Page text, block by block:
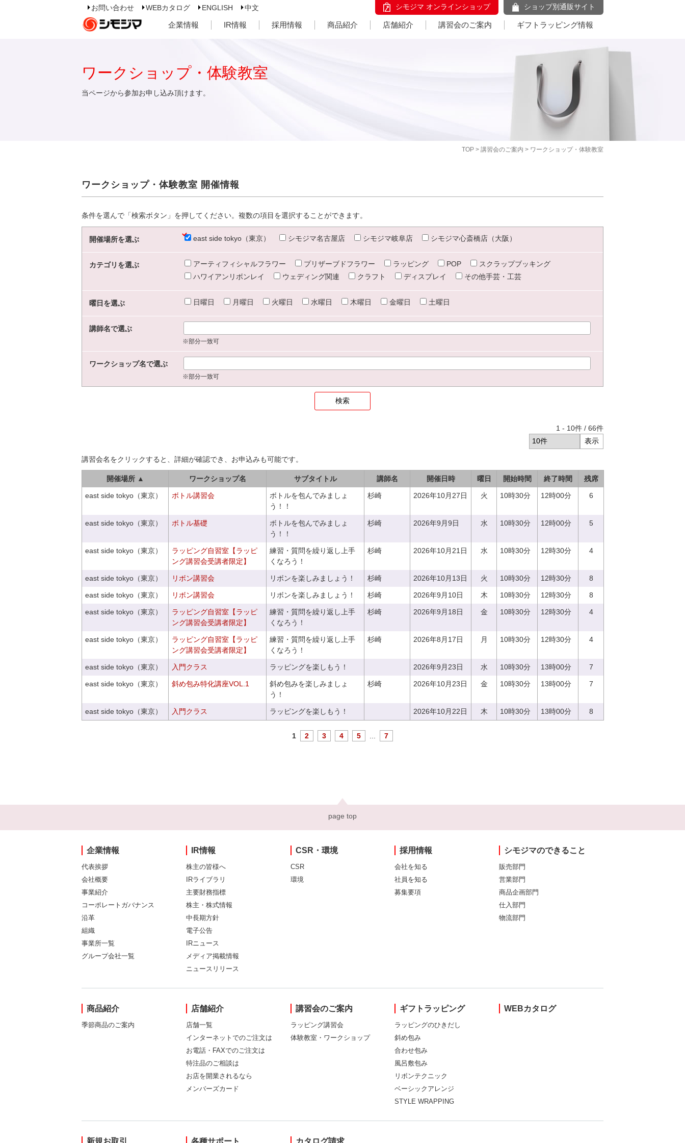
お問い合わせ WEBカタログ ENGLISH 中文 シモジマ オンラインショップ ショップ別通販サイト
企業情報 IR情報 採用情報 商品紹介 店舗紹介 講習会のご案内 ギフトラッピング情報
TOP > 講習会のご案内 > ワークショップ・体験教室
ワークショップ・体験教室
当ページから参加お申し込み頂けます。
ワークショップ・体験教室 開催情報
条件を選んで「検索ボタン」を押してください。複数の項目を選択することができます。
開催場所を選ぶ east side tokyo（東京） シモジマ名古屋店 シモジマ岐阜店 シモジマ心斎橋店（大阪）
カテゴリを選ぶ アーティフィシャルフラワー プリザーブドフラワー ラッピング POP
スクラップブッキング
ハワイアンリボンレイ
ウェディング関連 クラフト ディスプレイ その他手芸・工芸
曜日を選ぶ 日曜日 月曜日 火曜日 水曜日 木曜日 金曜日 土曜日
講師名で選ぶ
※部分一致可
ワークショップ名で選ぶ
※部分一致可
1 - 10件 / 66件
講習会名をクリックすると、詳細が確認でき、お申込みも可能です。
開催場所 ▲ ワークショップ名 サブタイトル 講師名 開催日時 曜日 開始時間 終了時間 残席
east side tokyo（東京） ボトル講習会
ボトルを包んでみましょ
う！！
杉崎 2026年10月27日 火 10時30分 12時00分 6
east side tokyo（東京） ボトル基礎
ボトルを包んでみましょ
う！！
杉崎 2026年9月9日 水 10時30分 12時00分 5
east side tokyo（東京）
ラッピング自習室【ラッピ
ング講習会受講者限定】
練習・質問を繰り返し上手
くなろう！
杉崎 2026年10月21日 水 10時30分 12時30分 4
east side tokyo（東京） リボン講習会 リボンを楽しみましょう！ 杉崎 2026年10月13日 火 10時30分 12時30分 8
east side tokyo（東京） リボン講習会 リボンを楽しみましょう！ 杉崎 2026年9月10日 木 10時30分 12時30分 8
east side tokyo（東京）
ラッピング自習室【ラッピ
ング講習会受講者限定】
練習・質問を繰り返し上手
くなろう！
杉崎 2026年9月18日 金 10時30分 12時30分 4
east side tokyo（東京）
ラッピング自習室【ラッピ
ング講習会受講者限定】
練習・質問を繰り返し上手
くなろう！
杉崎 2026年8月17日 月 10時30分 12時30分 4
east side tokyo（東京） 入門クラス ラッピングを楽しもう！ 2026年9月23日 水 10時30分 13時00分 7
east side tokyo（東京） 斜め包み特化講座VOL.1
斜め包みを楽しみましょ
う！
杉崎 2026年10月23日 金 10時30分 13時00分 7
east side tokyo（東京） 入門クラス ラッピングを楽しもう！ 2026年10月22日 木 10時30分 13時00分 8
1 2 3 4 5 7
page top
企業情報
代表挨拶
会社概要
事業紹介
コーポレートガバナンス
沿革
組織
事業所一覧
グループ会社一覧
IR情報
株主の皆様へ
IRライブラリ
主要財務指標
株主・株式情報
中長期方針
電子公告
IRニュース
メディア掲載情報
ニュースリリース
CSR・環境
CSR
環境
採用情報
会社を知る
社員を知る
募集要項
シモジマのできること
販売部門
営業部門
商品企画部門
仕入部門
物流部門
商品紹介
季節商品のご案内
店舗紹介
店舗一覧
インターネットでのご注文は
お電話・FAXでのご注文は
特注品のご相談は
お店を開業されるなら
メンバーズカード
講習会のご案内
ラッピング講習会
体験教室・ワークショップ
ギフトラッピング
ラッピングのひきだし
斜め包み
合わせ包み
風呂敷包み
リボンテクニック
ベーシックアレンジ
STYLE WRAPPING
WEBカタログ
新規お取引 各種サポート カタログ請求